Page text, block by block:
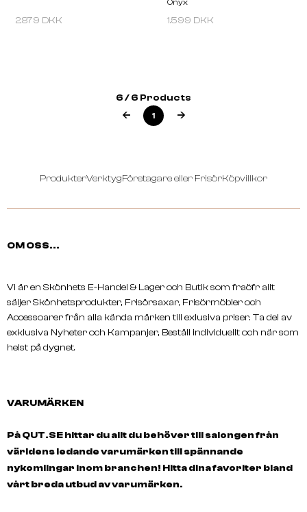
2.879 DKK 1.599 DKK
6 / 6 Products
1
ProdukterVerktygFöretagare eller FrisörKöpvillkor
OM OSS...
Vi är en Skönhets E-Handel & Lager och Butik som fraöfr allt
säljer Skönhetsprodukter, Frisörsaxar, Frisörmöbler och
Accessoarer från alla kända märken till exlusiva priser. Ta del av
exklusiva Nyheter och Kampanjer, Beställ individuellt och när som
helst på dygnet.
VARUMÄRKEN
På QUT.SE hittar du allt du behöver till salongen från
världens ledande varumärken till spännande
nykomlingar inom branchen! Hitta dina favoriter bland
vårt breda utbud av varumärken.